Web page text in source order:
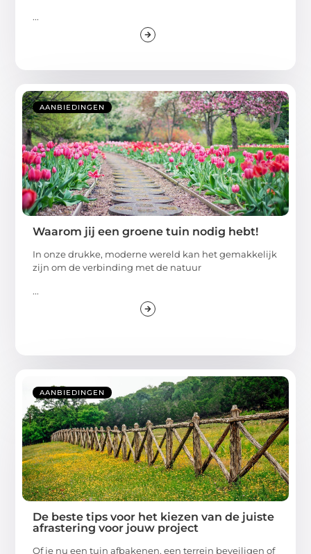
...
AANBIEDINGEN
Waarom jij een groene tuin nodig hebt!
In onze drukke, moderne wereld kan het gemakkelijk
zijn om de verbinding met de natuur
...
AANBIEDINGEN
De beste tips voor het kiezen van de juiste
afrastering voor jouw project
Of je nu een tuin afbakenen, een terrein beveiligen of